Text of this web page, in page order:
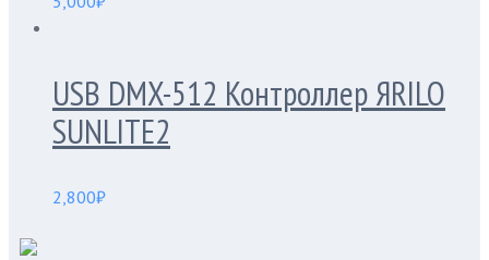
USB DMX-512 Контроллер ЯRILO
SUNLITE2
2,800₽